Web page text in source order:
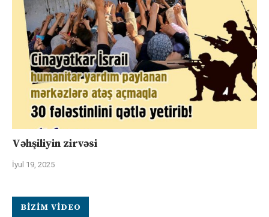
Vəhşiliyin zirvəsi
İyul 19, 2025
BIZIM VIDEO